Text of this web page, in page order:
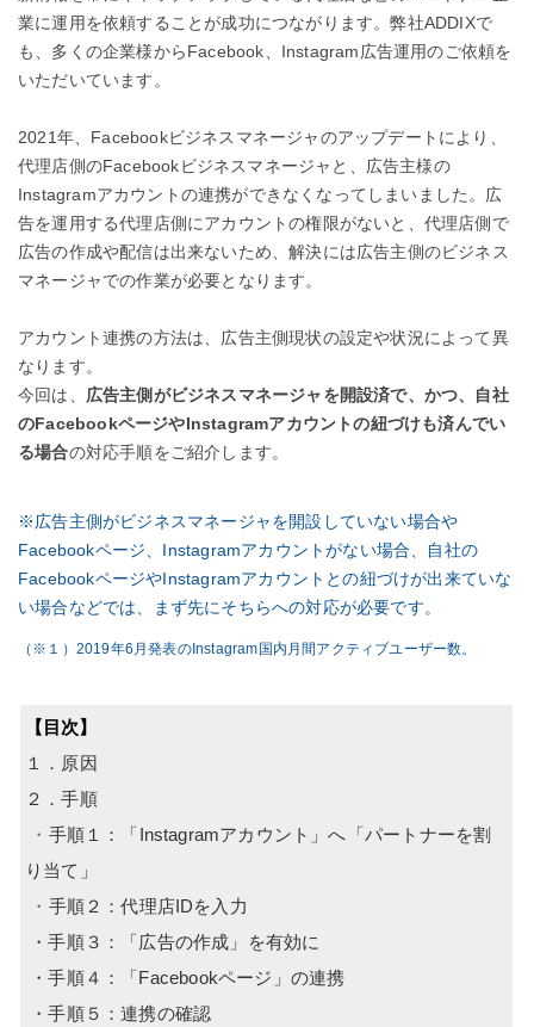
業に運用を依頼することが成功につながります。弊社ADDIXで
も、多くの企業様からFacebook、Instagram広告運用のご依頼を
いただいています。
2021年、Facebookビジネスマネージャのアップデートにより、
代理店側のFacebookビジネスマネージャと、広告主様の
Instagramアカウントの連携ができなくなってしまいました。広
告を運用する代理店側にアカウントの権限がないと、代理店側で
広告の作成や配信は出来ないため、解決には広告主側のビジネス
マネージャでの作業が必要となります。
アカウント連携の方法は、広告主側現状の設定や状況によって異
なります。
今回は、 広告主側がビジネスマネージャを開設済で、かつ、自社
のFacebookページやInstagramアカウントの紐づけも済んでい
る場合の対応手順をご紹介します。
※広告主側がビジネスマネージャを開設していない場合や
Facebookページ、Instagramアカウントがない場合、自社の
FacebookページやInstagramアカウントとの紐づけが出来ていな
い場合などでは、まず先にそちらへの対応が必要です。
（※１）2019年6月発表のInstagram国内月間アクティブユーザー数。
【目次】
１．原因
２．手順
・ 手順１：「Instagramアカウント」へ「パートナーを割
り当て」
・ 手順２：代理店IDを入力
・手順３：「広告の作成」を有効に
・手順４：「Facebookページ」の連携
・手順５：連携の確認